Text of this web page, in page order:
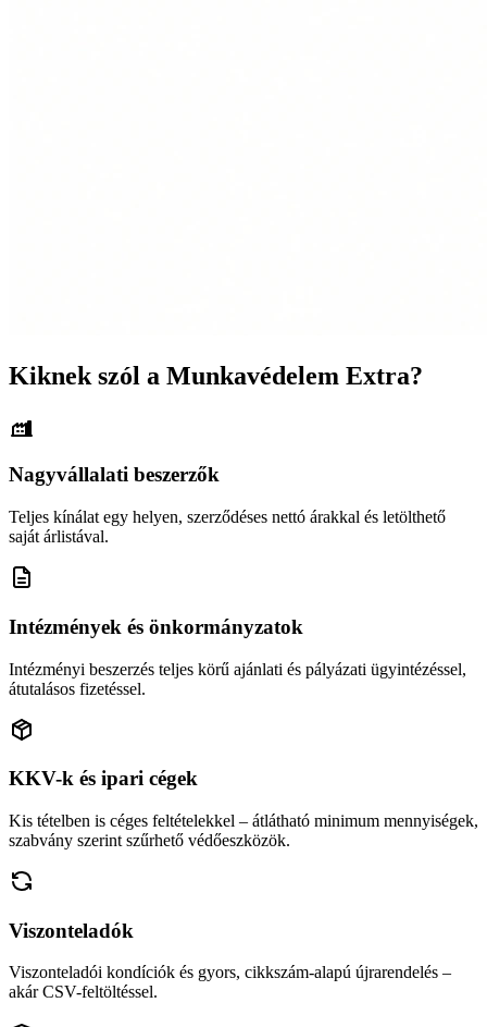
Kiknek szól a Munkavédelem Extra?
Nagyvállalati beszerzők
Teljes kínálat egy helyen, szerződéses nettó árakkal és letölthető
saját árlistával.
Intézmények és önkormányzatok
Intézményi beszerzés teljes körű ajánlati és pályázati ügyintézéssel,
átutalásos fizetéssel.
KKV-k és ipari cégek
Kis tételben is céges feltételekkel – átlátható minimum mennyiségek,
szabvány szerint szűrhető védőeszközök.
Viszonteladók
Viszonteladói kondíciók és gyors, cikkszám-alapú újrarendelés –
akár CSV-feltöltéssel.